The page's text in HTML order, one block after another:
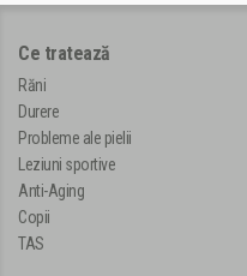
Ce tratează
Răni
Durere
Probleme ale pielii
Leziuni sportive
Anti-Aging
Copii
TAS